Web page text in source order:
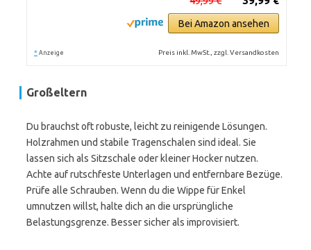
Bei Amazon ansehen
* Anzeige Preis inkl. MwSt., zzgl. Versandkosten
Großeltern
Du brauchst oft robuste, leicht zu reinigende Lösungen.
Holzrahmen und stabile Tragenschalen sind ideal. Sie
lassen sich als Sitzschale oder kleiner Hocker nutzen.
Achte auf rutschfeste Unterlagen und entfernbare Bezüge.
Prüfe alle Schrauben. Wenn du die Wippe für Enkel
umnutzen willst, halte dich an die ursprüngliche
Belastungsgrenze. Besser sicher als improvisiert.